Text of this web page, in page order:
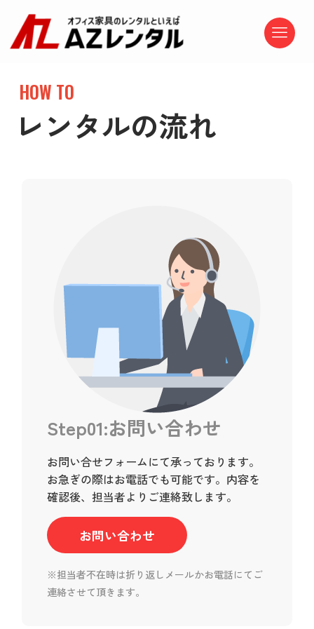
HOW TO
レンタルの流れ
Step01:お問い合わせ
お問い合せフォームにて承っております。
お急ぎの際はお電話でも可能です。内容を
確認後、担当者よりご連絡致します。
お問い合わせ
※担当者不在時は折り返しメールかお電話にてご
連絡させて頂きます。